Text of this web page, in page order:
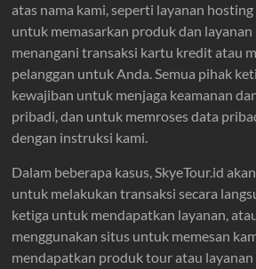
atas nama kami, seperti layanan
untuk memasarkan produk dan
menangani transaksi kartu kredit atau
pelanggan untuk Anda. Semua pihak
kewajiban untuk menjaga keamanan
pribadi, dan untuk memroses data
dengan instruksi kami.
Dalam beberapa kasus, SkyeTour.id
untuk melakukan transaksi secara
ketiga untuk mendapatkan layanan,
menggunakan situs untuk memesan
mendapatkan produk tour atau layanan